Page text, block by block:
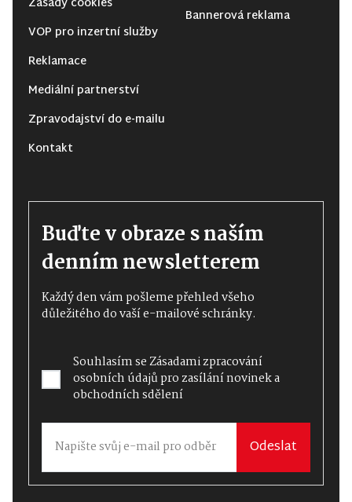
VOP pro inzertní služby
Reklamace
Mediální partnerství
Zpravodajství do e-mailu
Kontakt
Bannerová reklama
Buďte v obraze s naším
denním newsletterem
Každý den vám pošleme přehled všeho
důležitého do vaší e-mailové schránky.
Souhlasím seZásadami zpracování
osobních údajůpro zasílání novinek a
obchodních sdělení
Odeslat